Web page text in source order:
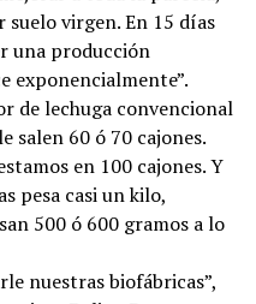
suelo virgen. En 15 días
una producción
exponencialmente”.
de lechuga convencional
salen 60 ó 70 cajones.
en 100 cajones. Y
pesa casi un kilo,
500 ó 600 gramos a lo
nuestras biofábricas”,